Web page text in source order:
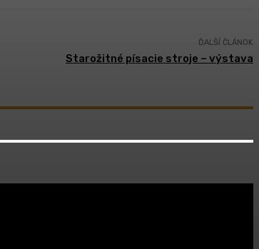
ĎALŠÍ ČLÁNOK
Starožitné písacie stroje – výstava